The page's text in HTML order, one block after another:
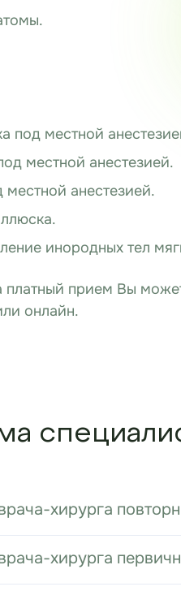
под местной
местной анестезией.
анестезией.
инородных тел
платный прием Вы
онлайн.
хирурга
хирурга